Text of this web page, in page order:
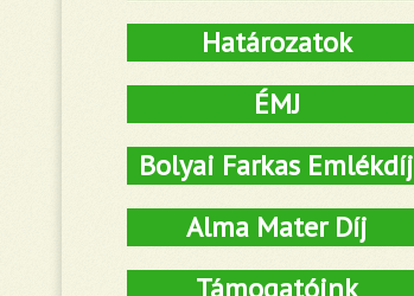
Határozatok
ÉMJ
Bolyai Farkas Emlékdíj
Alma Mater Díj
Támogatóink